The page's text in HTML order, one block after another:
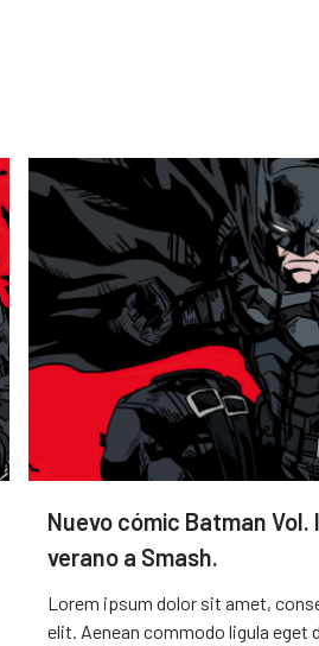
Nuevo cómic Batman Vol.
verano a Smash.
Lorem ipsum dolor sit amet,
elit. Aenean commodo ligula eget